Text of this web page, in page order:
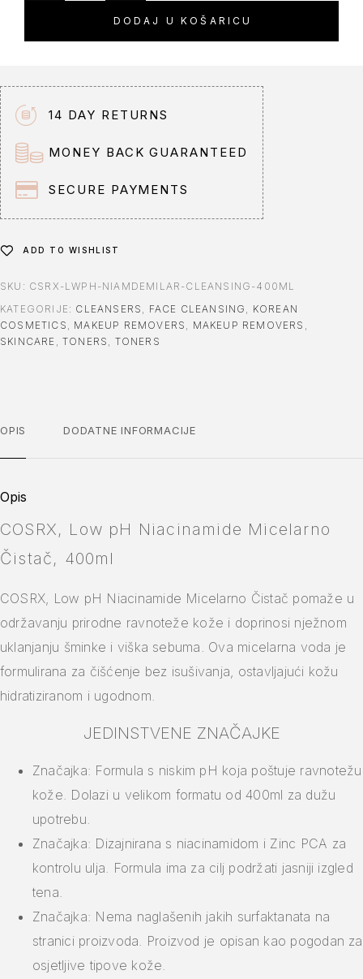
DODAJ U KOŠARICU
a
t
i
v
e
:
14 DAY RETURNS
MONEY BACK GUARANTEED
SECURE PAYMENTS
ADD TO WISHLIST
SKU: CSRX-LWPH-NIAMDEMILAR-CLEANSING-400ML
KATEGORIJE: CLEANSERS , FACE CLEANSING , KOREAN
COSMETICS , MAKEUP REMOVERS , MAKEUP REMOVERS ,
SKINCARE ,TONERS , TONERS
OPIS DODATNE INFORMACIJE
Opis
COSRX, Low pH Niacinamide Micelarno
Čistač, 400ml
COSRX, Low pH Niacinamide Micelarno Čistač pomaže u
održavanju prirodne ravnoteže kože i doprinosi nježnom
uklanjanju šminke i viška sebuma. Ova micelarna voda je
formulirana za čišćenje bez isušivanja, ostavljajući kožu
hidratiziranom i ugodnom.
JEDINSTVENE ZNAČAJKE
Značajka: Formula s niskim pH koja poštuje ravnotežu
kože. Dolazi u velikom formatu od 400ml za dužu
upotrebu.
Značajka: Dizajnirana s niacinamidom i Zinc PCA za
kontrolu ulja. Formula ima za cilj podržati jasniji izgled
tena.
Značajka: Nema naglašenih jakih surfaktanata na
stranici proizvoda. Proizvod je opisan kao pogodan za
osjetljive tipove kože.